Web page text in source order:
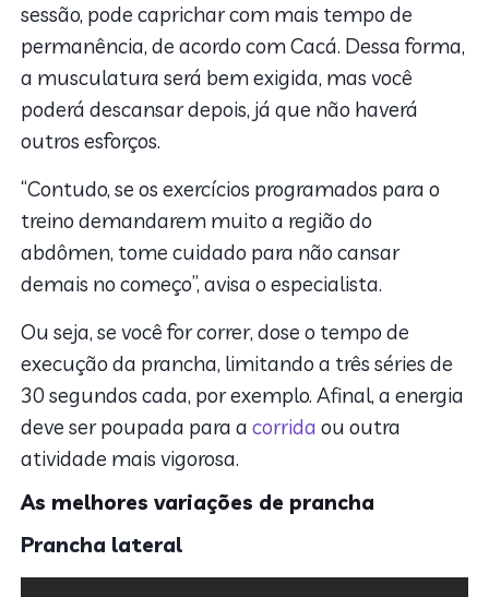
sessão, pode caprichar com mais tempo de
permanência, de acordo com Cacá. Dessa forma,
a musculatura será bem exigida, mas você
poderá descansar depois, já que não haverá
outros esforços.
“Contudo, se os exercícios programados para o
treino demandarem muito a região do
abdômen, tome cuidado para não cansar
demais no começo”, avisa o especialista.
Ou seja, se você for correr, dose o tempo de
execução da prancha, limitando a três séries de
30 segundos cada, por exemplo. Afinal, a energia
deve ser poupada para acorrida ou outra
atividade mais vigorosa.
As melhores variações de prancha
Prancha lateral